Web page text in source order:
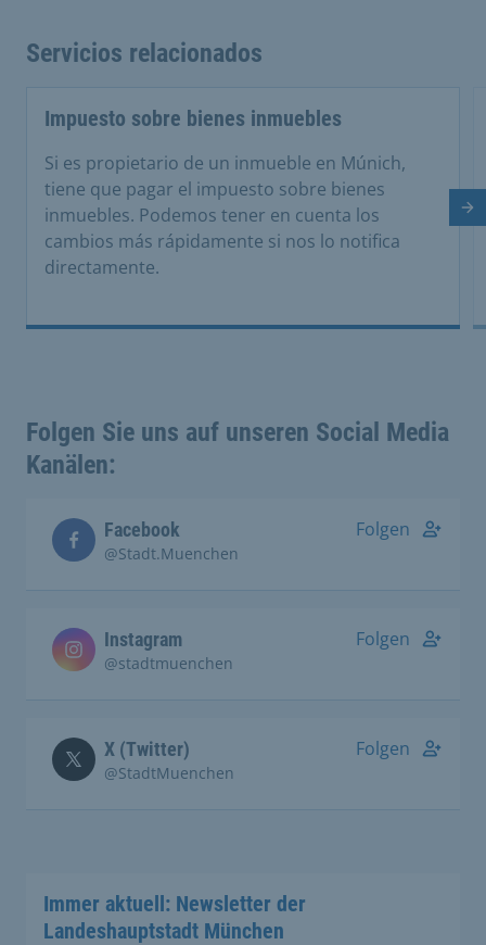
Servicios relacionados
Impuesto sobre bienes inmuebles
Si es propietario de un inmueble en Múnich,
tiene que pagar el impuesto sobre bienes
inmuebles. Podemos tener en cuenta los
cambios más rápidamente si nos lo notifica
directamente.
Folgen Sie uns auf unseren Social Media
Kanälen:
Facebook
@Stadt.Muenchen
Folgen
Instagram
@stadtmuenchen
Folgen
X (Twitter)
@StadtMuenchen
Folgen
Immer aktuell: Newsletter der
Landeshauptstadt München